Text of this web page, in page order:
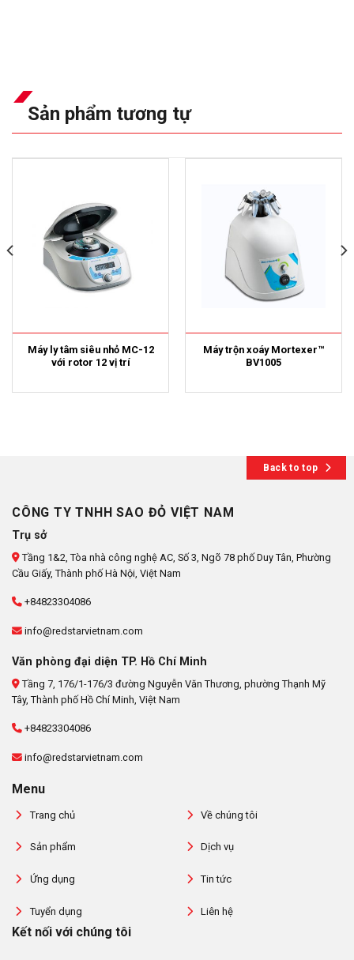
Sản phẩm tương tự
Máy ly tâm siêu nhỏ MC-12
với rotor 12 vị trí
Máy trộn xoáy Mortexer™
BV1005
Back to top
CÔNG TY TNHH SAO ĐỎ VIỆT NAM
Trụ sở
Tầng 1&2, Tòa nhà công nghệ AC, Số 3, Ngõ 78 phố Duy Tân, Phường
Cầu Giấy, Thành phố Hà Nội, Việt Nam
+84823304086
info@redstarvietnam.com
Văn phòng đại diện TP. Hồ Chí Minh
Tầng 7, 176/1-176/3 đường Nguyễn Văn Thương, phường Thạnh Mỹ
Tây, Thành phố Hồ Chí Minh, Việt Nam
+84823304086
info@redstarvietnam.com
Menu
Trang chủ Về chúng tôi
Sản phẩm Dịch vụ
Ứng dụng Tin tức
Tuyển dụng Liên hệ
Kết nối với chúng tôi